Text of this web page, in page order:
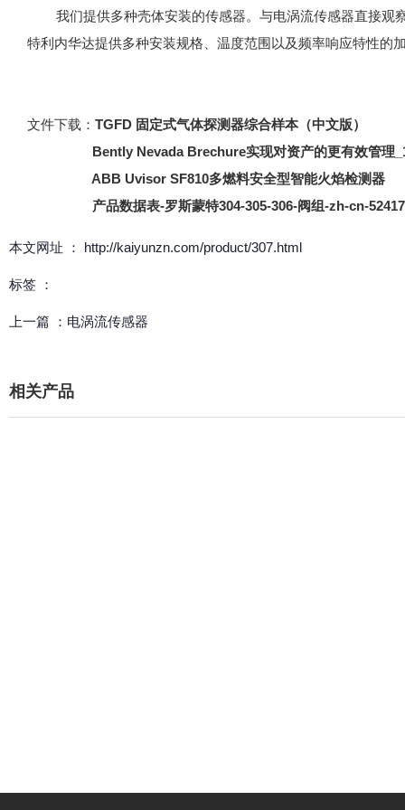
我们提供多种壳体安装的传感器。与电涡流传感器直接观
特利内华达提供多种安装规格、温度范围以及频率响应特性的
文件下载： TGFD 固定式气体探测器综合样本（中文版）
Bently Nevada Brechure实现对资产的更有效管理
ABB Uvisor SF810多燃料安全型智能火焰检测器
产品数据表-罗斯蒙特304-305-306-阀组-zh-cn-
本文网址 ： http://kaiyunzn.com/product/307.html
标签 ：
上一篇 ： 电涡流传感器
相关产品